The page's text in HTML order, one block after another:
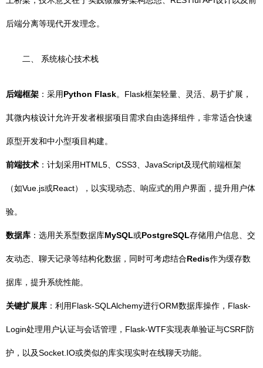
后端分离等现代开发理念。
二、 系统核心技术栈
后端框架 ：采用Python Flask。Flask框架轻量、灵活、易于扩展，
其微内核设计允许开发者根据项目需求自由选择组件，非常适合快速
原型开发和中小型项目构建。
前端技术 ：计划采用HTML5、CSS3、JavaScript及现代前端框架
（如Vue.js或React），以实现动态、响应式的用户界面，提升用户体
验。
数据库 ：选用关系型数据库MySQL或PostgreSQL存储用户信息、交
友动态、聊天记录等结构化数据，同时可考虑结合Redis作为缓存数
据库，提升系统性能。
关键扩展库 ：利用Flask-SQLAlchemy进行ORM数据库操作，Flask-
Login处理用户认证与会话管理，Flask-WTF实现表单验证与CSRF防
护，以及Socket.IO或类似的库实现实时在线聊天功能。